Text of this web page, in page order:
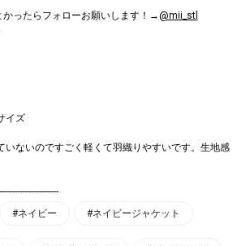
ったらフォローお願いします！→ @mii_stl
イズ
いないのですごく軽くて羽織りやすいです。生地感
#ネイビー #ネイビージャケット